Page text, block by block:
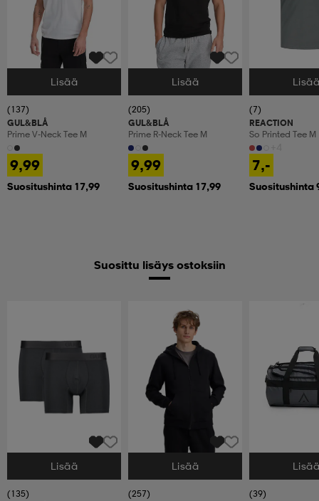
Valitse Koko
Lisää
(137)
GUL&BLÅ
Prime V-Neck Tee M
9,99
Suositushinta 17,99
Valitse Koko
Lisää
(205)
GUL&BLÅ
Prime R-Neck Tee M
9,99
Suositushinta 17,99
Valitse Koko
(7)
REACTION
So Printed Tee M
7,-
Suositushinta
Suosittu lisäys ostoksiin
Valitse Koko
Lisää
(135)
Valitse Koko
Lisää
(257)
Valitse Koko
(39)